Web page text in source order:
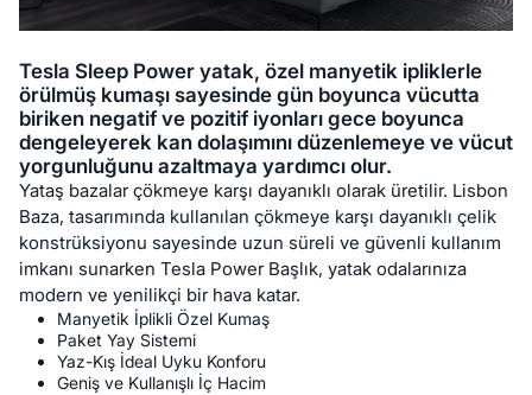
Tesla Sleep Power yatak, özel manyetik ipliklerle
örülmüş kumaşı sayesinde gün boyunca vücutta
biriken negatif ve pozitif iyonları gece boyunca
dengeleyerek kan dolaşımını düzenlemeye ve vücut
yorgunluğunu azaltmaya yardımcı olur.
Yataş bazalar çökmeye karşı dayanıklı olarak üretilir. Lisbon
Baza, tasarımında kullanılan çökmeye karşı dayanıklı çelik
konstrüksiyonu sayesinde uzun süreli ve güvenli kullanım
imkanı sunarken Tesla Power Başlık, yatak odalarınıza
modern ve yenilikçi bir hava katar.
Manyetik İplikli Özel Kumaş
Paket Yay Sistemi
Yaz-Kış İdeal Uyku Konforu
Geniş ve Kullanışlı İç Hacim